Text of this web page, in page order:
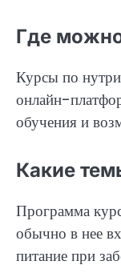
Где
Курсы по
онлайн-
обучения и
Какие
Программа
обычно в нее
питание при